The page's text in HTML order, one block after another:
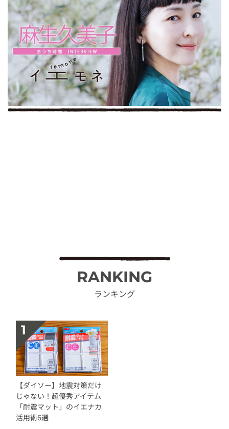
RANKING
ランキング
【ダイソー】地震対策だけ
じゃない！超優秀アイテム
「耐震マット」のイエナカ
活用術6選